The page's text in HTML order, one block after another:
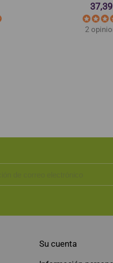
2
Su cuenta